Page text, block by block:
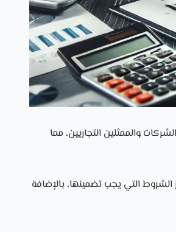
والممثلين التجاريين، مما
الشروط التي يجب تضمينها، بالإضافة